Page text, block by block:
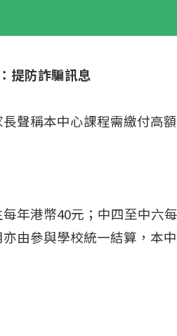
提防詐騙訊息
聲稱本中心課程需繳付高
年港幣40元；中四至中六
由參與學校統一結算，本